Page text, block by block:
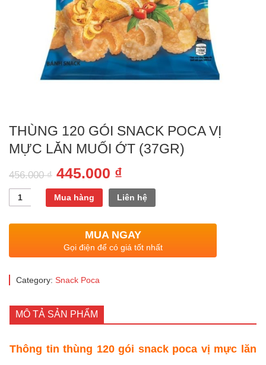
THÙNG 120 GÓI SNACK POCA VỊ
MỰC LĂN MUỐI ỚT (37GR)
456.000₫ 445.000 ₫
Quantity Mua hàng Liên hệ
MUA NGAY
Gọi điện để có giá tốt nhất
Category: Snack Poca
MÔ TẢ SẢN PHẨM
Thông tin thùng 120 gói snack poca vị mực lăn